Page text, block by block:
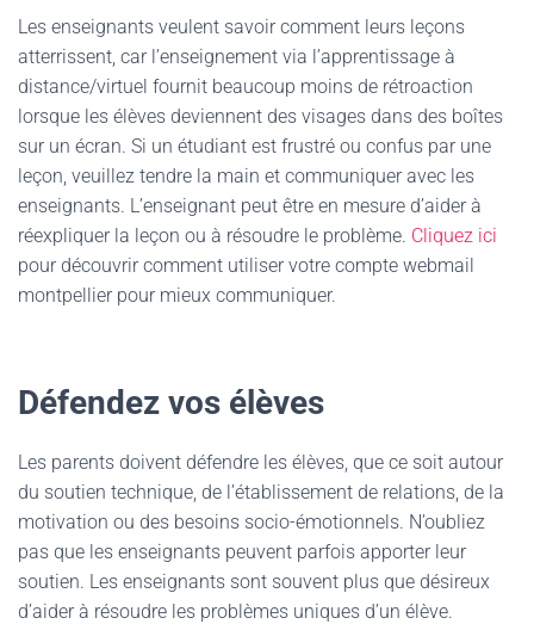
Les enseignants veulent savoir comment leurs leçons
atterrissent, car l’enseignement via l’apprentissage à
distance/virtuel fournit beaucoup moins de rétroaction
lorsque les élèves deviennent des visages dans des boîtes
sur un écran. Si un étudiant est frustré ou confus par une
leçon, veuillez tendre la main et communiquer avec les
enseignants. L’enseignant peut être en mesure d’aider à
réexpliquer la leçon ou à résoudre le problème. Cliquez ici
pour découvrir comment utiliser votre compte webmail
montpellier pour mieux communiquer.
Défendez vos élèves
Les parents doivent défendre les élèves, que ce soit autour
du soutien technique, de l’établissement de relations, de la
motivation ou des besoins socio-émotionnels. N’oubliez
pas que les enseignants peuvent parfois apporter leur
soutien. Les enseignants sont souvent plus que désireux
d’aider à résoudre les problèmes uniques d’un élève.